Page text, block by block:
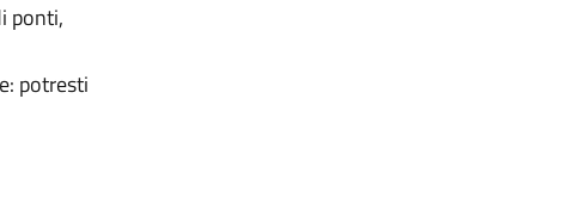
ponti,
potresti